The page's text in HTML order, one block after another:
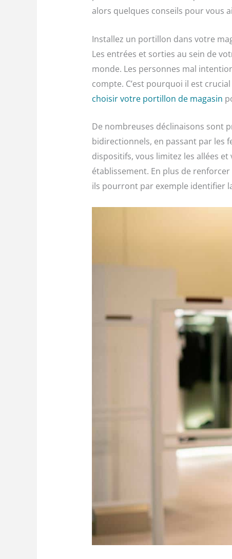
alors quelques conseils pour vous
Installez un portillon dans votre
Les entrées et sorties au sein de
monde. Les personnes mal
compte. C’est pourquoi il est
choisir votre portillon de magasin
De nombreuses déclinaisons sont
bidirectionnels, en passant par les
dispositifs, vous limitez les allées
établissement. En plus de
ils pourront par exemple identifier